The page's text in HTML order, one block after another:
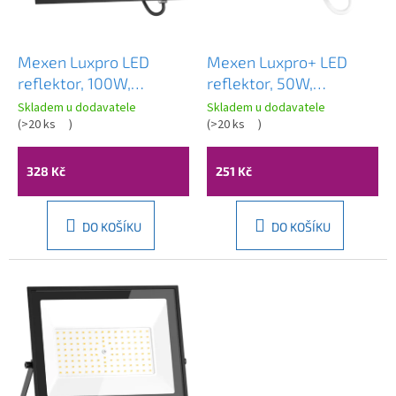
Mexen Luxpro LED
reflektor, 100W,
studená - 6500K, 9000
lm, černá - L230-100-
65-70
Skladem u dodavatele
(>20 ks )
328 Kč
DO KOŠÍKU
Mexen Luxpro+ LED
reflektor, 50W,
Neutrální - 4000K,
5500 lm, bílá - L231-
050-40-20
Skladem u dodavatele
(>20 ks )
251 Kč
DO KOŠÍKU